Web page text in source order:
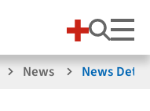
News News